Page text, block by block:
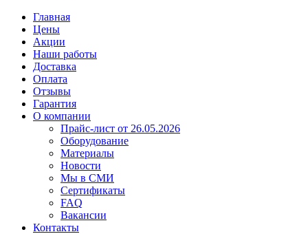
Главная
Цены
Акции
Наши работы
Доставка
Оплата
Отзывы
Гарантия
О компании
Прайс-лист от 26.05.2026
Оборудование
Материалы
Новости
Мы в СМИ
Сертификаты
FAQ
Вакансии
Контакты